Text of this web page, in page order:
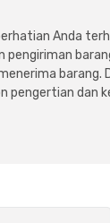
Anda
pengertian dan